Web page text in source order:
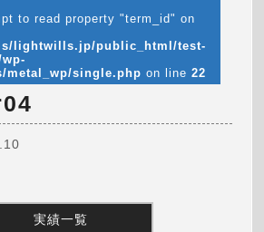
to read property "term_id" on
lightwills.jp/public_html/test-
metal_wp/single.php on line 22
実績一覧